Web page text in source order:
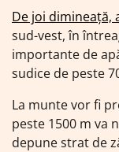
De joi dimineață,
sud-vest, în
importante de
sudice de peste
La munte vor fi
peste 1500 m va
depune strat de